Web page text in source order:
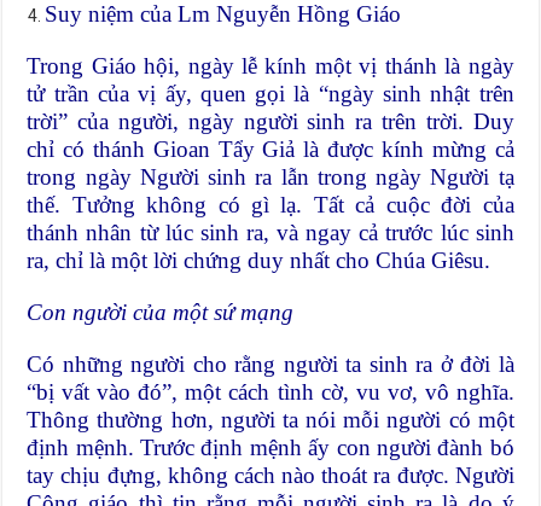
Suy niệm của Lm Nguyễn Hồng Giáo
Trong Giáo hội, ngày lễ kính một vị thánh là ngày
tử trần của vị ấy, quen gọi là “ngày sinh nhật trên
trời” của người, ngày người sinh ra trên trời. Duy
chỉ có thánh Gioan Tẩy Giả là được kính mừng cả
trong ngày Người sinh ra lẫn trong ngày Người tạ
thế. Tưởng không có gì lạ. Tất cả cuộc đời của
thánh nhân từ lúc sinh ra, và ngay cả trước lúc sinh
ra, chỉ là một lời chứng duy nhất cho Chúa Giêsu.
Con người của một sứ mạng
Có những người cho rằng người ta sinh ra ở đời là
“bị vất vào đó”, một cách tình cờ, vu vơ, vô nghĩa.
Thông thường hơn, người ta nói mỗi người có một
định mệnh. Trước định mệnh ấy con người đành bó
tay chịu đựng, không cách nào thoát ra được. Người